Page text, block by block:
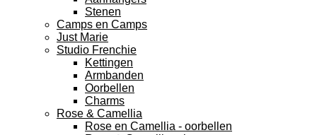
Stenen
Camps en Camps
Just Marie
Studio Frenchie
Kettingen
Armbanden
Oorbellen
Charms
Rose & Camellia
Rose en Camellia - oorbellen